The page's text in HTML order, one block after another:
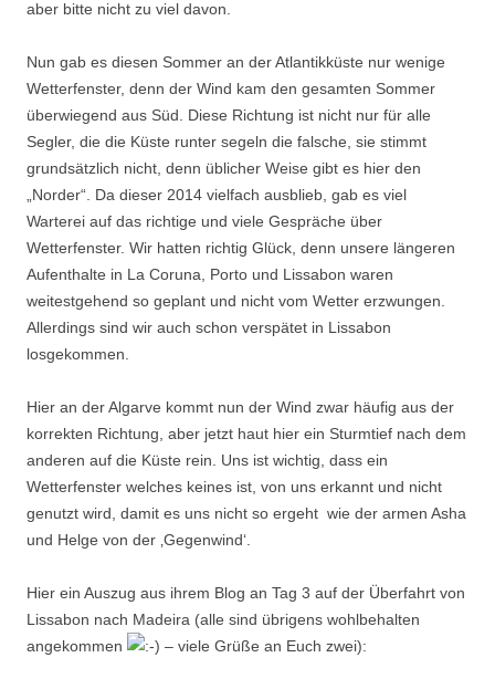
aber bitte nicht zu viel davon.
Nun gab es diesen Sommer an der Atlantikküste nur wenige
Wetterfenster, denn der Wind kam den gesamten Sommer
überwiegend aus Süd. Diese Richtung ist nicht nur für alle
Segler, die die Küste runter segeln die falsche, sie stimmt
grundsätzlich nicht, denn üblicher Weise gibt es hier den
„Norder“. Da dieser 2014 vielfach ausblieb, gab es viel
Warterei auf das richtige und viele Gespräche über
Wetterfenster. Wir hatten richtig Glück, denn unsere längeren
Aufenthalte in La Coruna, Porto und Lissabon waren
weitestgehend so geplant und nicht vom Wetter erzwungen.
Allerdings sind wir auch schon verspätet in Lissabon
losgekommen.
Hier an der Algarve kommt nun der Wind zwar häufig aus der
korrekten Richtung, aber jetzt haut hier ein Sturmtief nach dem
anderen auf die Küste rein. Uns ist wichtig, dass ein
Wetterfenster welches keines ist, von uns erkannt und nicht
genutzt wird, damit es uns nicht so ergeht wie der armen Asha
und Helge von der ‚Gegenwind‘.
Hier ein Auszug aus ihrem Blog an Tag 3 auf der Überfahrt von
Lissabon nach Madeira (alle sind übrigens wohlbehalten
angekommen
– viele Grüße an Euch zwei):